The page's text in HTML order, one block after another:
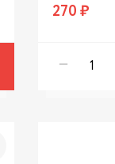
270 ₽